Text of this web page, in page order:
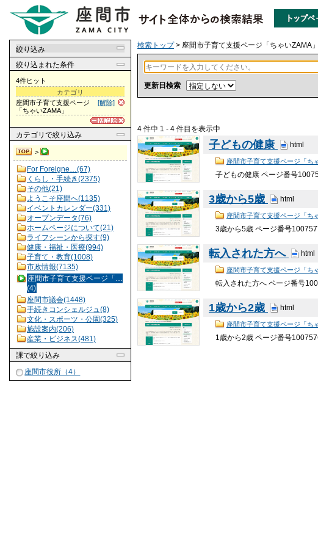
絞り込み
絞り込まれた条件
4件ヒット
カテゴリ
[解除]
座間市子育て支援ページ
「ちゃいZAMA」
カテゴリ で絞り込み
>
For Foreigne…(67)
くらし・手続き(2375)
その他(21)
ようこそ座間へ(1135)
イベントカレンダー(331)
オープンデータ(76)
ホームページについて(21)
ライフシーンから探す(9)
健康・福祉・医療(994)
子育て・教育(1008)
市政情報(7135)
座間市子育て支援ページ「…
(4)
座間市議会(1448)
手続きコンシェルジュ(8)
文化・スポーツ・公園(325)
施設案内(206)
産業・ビジネス(481)
課で絞り込み
座間市役所（4）
検索トップ> 座間市子育て支援ページ「ちゃいZAMA」
更新日検索
4 件中 1 - 4 件目を表示中
子どもの健康 html
座間市子育て支援ページ「ち
子どもの健康 ページ番号
3歳から5歳 html
座間市子育て支援ページ「ち
3歳から5歳 ページ番号
転入された方へ html
座間市子育て支援ページ「ち
転入された方へ ページ番号
1歳から2歳 html
座間市子育て支援ページ「ち
1歳から2歳 ページ番号